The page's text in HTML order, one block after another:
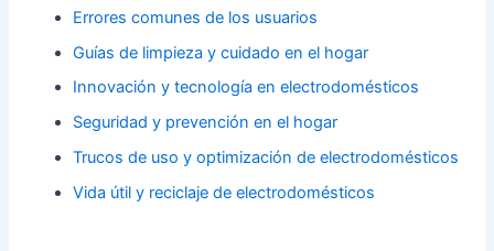
Errores comunes de los usuarios
Guías de limpieza y cuidado en el hogar
Innovación y tecnología en electrodomésticos
Seguridad y prevención en el hogar
Trucos de uso y optimización de electrodomésticos
Vida útil y reciclaje de electrodomésticos